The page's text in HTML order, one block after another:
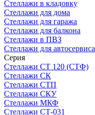
Стеллажи в кладовку
Стеллажи для дома
Стеллажи для гаража
Стеллажи для балкона
Стеллажи в ПВЗ
Стеллажи для автосервиса
Серия
Стеллажи СТ 120 (СТФ)
Стеллажи СК
Стеллажи СТП
Стеллажи СКУ
Стеллажи МКФ
Стеллажи СТ-031